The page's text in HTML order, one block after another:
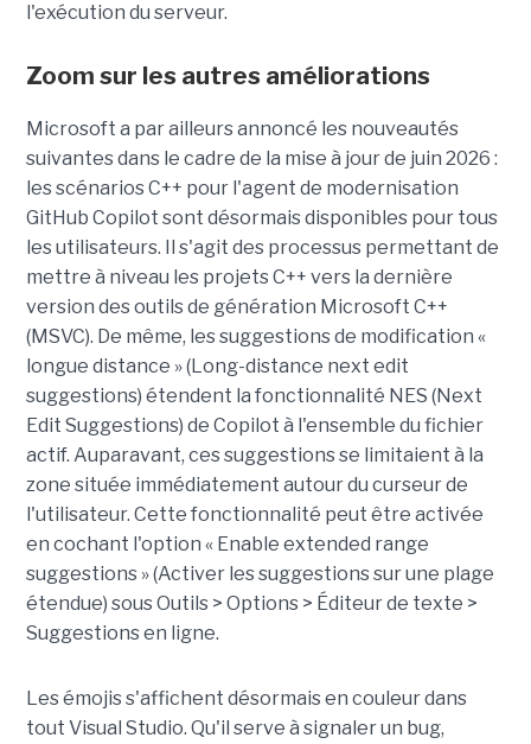
l'exécution du serveur.
Zoom sur les autres améliorations
Microsoft a par ailleurs annoncé les nouveautés
suivantes dans le cadre de la mise à jour de juin 2026 :
les scénarios C++ pour l'agent de modernisation
GitHub Copilot sont désormais disponibles pour tous
les utilisateurs. Il s'agit des processus permettant de
mettre à niveau les projets C++ vers la dernière
version des outils de génération Microsoft C++
(MSVC). De même, les suggestions de modification «
longue distance » (Long-distance next edit
suggestions) étendent la fonctionnalité NES (Next
Edit Suggestions) de Copilot à l'ensemble du fichier
actif. Auparavant, ces suggestions se limitaient à la
zone située immédiatement autour du curseur de
l'utilisateur. Cette fonctionnalité peut être activée
en cochant l'option « Enable extended range
suggestions » (Activer les suggestions sur une plage
étendue) sous Outils > Options > Éditeur de texte >
Suggestions en ligne.
Les émojis s'affichent désormais en couleur dans
tout Visual Studio. Qu'il serve à signaler un bug,